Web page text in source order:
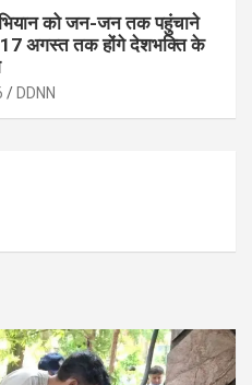
को जन-जन तक पहुंचाने
17 अगस्त तक होंगे देशभक्ति के
DDNN